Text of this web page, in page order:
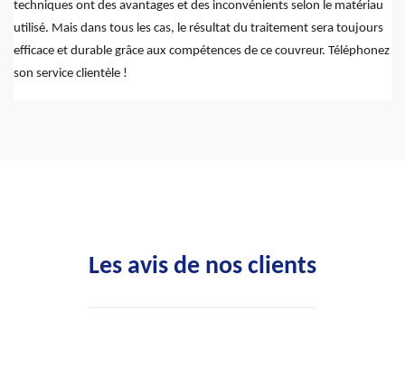
techniques ont des avantages et des inconvénients selon le matériau
utilisé. Mais dans tous les cas, le résultat du traitement sera toujours
efficace et durable grâce aux compétences de ce couvreur. Téléphonez
son service clientèle !
Les avis de nos clients